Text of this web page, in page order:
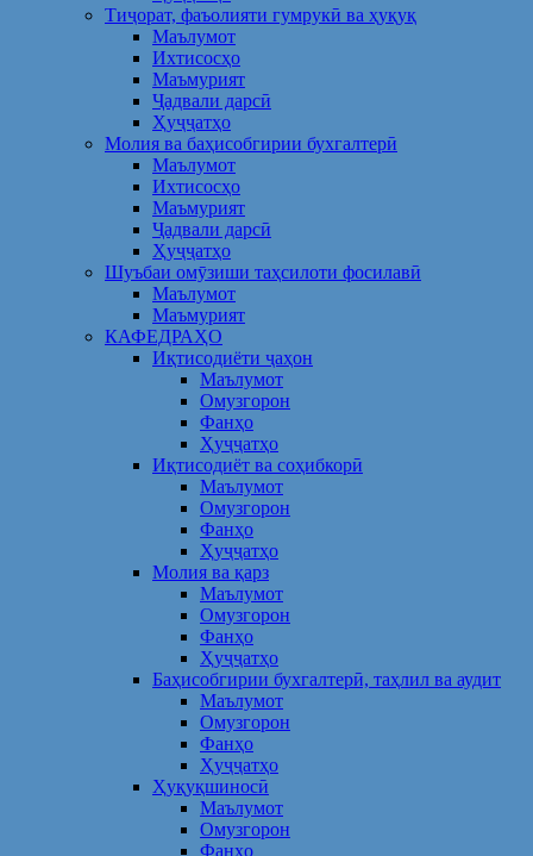
Тиҷорат, фаъолияти гумрукӣ ва ҳуқуқ
Маълумот
Ихтисосҳо
Маъмурият
Ҷадвали дарсӣ
Ҳуҷҷатҳо
Молия ва баҳисобгирии бухгалтерӣ
Маълумот
Ихтисосҳо
Маъмурият
Ҷадвали дарсӣ
Ҳуҷҷатҳо
Шуъбаи омӯзиши таҳсилоти фосилавӣ
Маълумот
Маъмурият
КАФЕДРАҲО
Иқтисодиёти ҷаҳон
Маълумот
Омузгорон
Фанҳо
Ҳуҷҷатҳо
Иқтисодиёт ва соҳибкорӣ
Маълумот
Омузгорон
Фанҳо
Ҳуҷҷатҳо
Молия ва қарз
Маълумот
Омузгорон
Фанҳо
Ҳуҷҷатҳо
Баҳисобгирии бухгалтерӣ, таҳлил ва аудит
Маълумот
Омузгорон
Фанҳо
Ҳуҷҷатҳо
Ҳуқуқшиносӣ
Маълумот
Омузгорон
Фанҳо